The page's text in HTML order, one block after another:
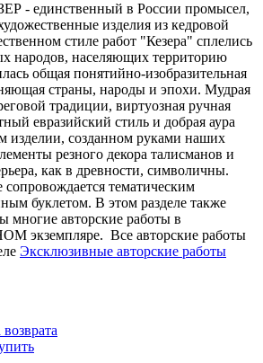
- единственный в России промысел,
изделия из кедровой
стиле работ "Кезера" сплелись
народов, населяющих территорию
общая понятийно-изобразительная
страны, народы и эпохи. Мудрая
традиции, виртуозная ручная
евразийский стиль и добрая аура
изделии, созданном руками наших
резного декора талисманов и
как в древности, символичны.
тематическим
буклетом. В этом разделе также
многие авторские работы в
Все авторские работы
Эксклюзивные авторские работы